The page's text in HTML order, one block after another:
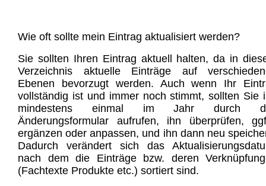
Wie oft sollte mein Eintrag aktualisiert werden?
Sie sollten Ihren Eintrag aktuell halten, da in
Verzeichnis aktuelle Einträge auf
Ebenen bevorzugt werden. Auch wenn Ihr
vollständig ist und immer noch stimmt, sollten Sie
mindestens einmal im Jahr durch
Änderungsformular aufrufen, ihn überprüfen,
ergänzen oder anpassen, und ihn dann neu
Dadurch verändert sich das
nach dem die Einträge bzw. deren
(Fachtexte Produkte etc.) sortiert sind.